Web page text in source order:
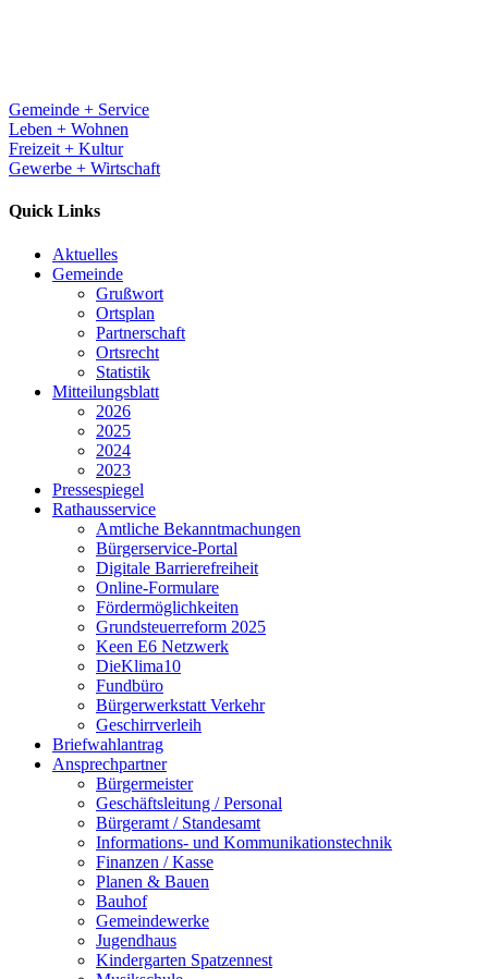
Gemeinde + Service
Leben + Wohnen
Freizeit + Kultur
Gewerbe + Wirtschaft
Quick Links
Aktuelles
Gemeinde
Grußwort
Ortsplan
Partnerschaft
Ortsrecht
Statistik
Mitteilungsblatt
2026
2025
2024
2023
Pressespiegel
Rathausservice
Amtliche Bekanntmachungen
Bürgerservice-Portal
Digitale Barrierefreiheit
Online-Formulare
Fördermöglichkeiten
Grundsteuerreform 2025
Keen E6 Netzwerk
DieKlima10
Fundbüro
Bürgerwerkstatt Verkehr
Geschirrverleih
Briefwahlantrag
Ansprechpartner
Bürgermeister
Geschäftsleitung / Personal
Bürgeramt / Standesamt
Informations- und Kommunikationstechnik
Finanzen / Kasse
Planen & Bauen
Bauhof
Gemeindewerke
Jugendhaus
Kindergarten Spatzennest